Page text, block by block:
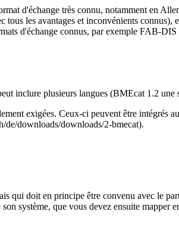
d'échange très connu, notamment en
les avantages et inconvénients
d'échange connus, par exemple FAB-
inclure plusieurs langues (BMEcat 1.2
exigées. Ceux-ci peuvent être
de/downloads/downloads/2-bmecat).
qui doit en principe être convenu avec le
système, que vous devez ensuite mapper